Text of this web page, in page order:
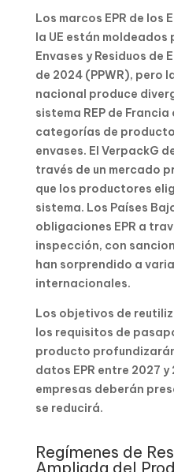
Los marcos EPR de los
la UE están moldeados
Envases y Residuos de
de 2024 (PPWR), pero
nacional produce
sistema REP de
categorías de
envases. El VerpackG
través de un mercado
que los productores
sistema. Los Países
obligaciones EPR a
inspección, con
han sorprendido a
internacionales.
Los objetivos de
los requisitos de
producto
datos EPR entre 2027 y
empresas deberán
se reducirá.
Regímenes de
Ampliada del